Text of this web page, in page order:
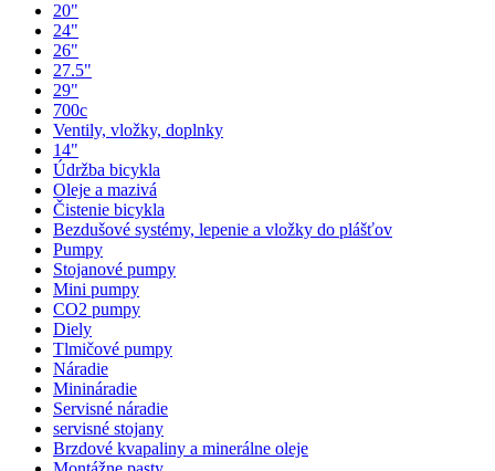
20"
24"
26"
27.5"
29"
700c
Ventily, vložky, doplnky
14"
Údržba bicykla
Oleje a mazivá
Čistenie bicykla
Bezdušové systémy, lepenie a vložky do plášťov
Pumpy
Stojanové pumpy
Mini pumpy
CO2 pumpy
Diely
Tlmičové pumpy
Náradie
Minináradie
Servisné náradie
servisné stojany
Brzdové kvapaliny a minerálne oleje